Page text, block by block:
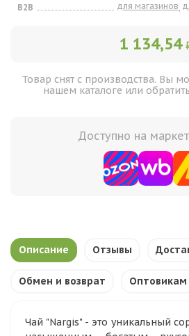
B2B
для магазинов,
1 134,54
Товар снят с производства. Вы
нашем каталоге или
Доступно на
Описание Отзывы
Обмен и возврат Оптовикам
Чай "Nargis" - это уникальный